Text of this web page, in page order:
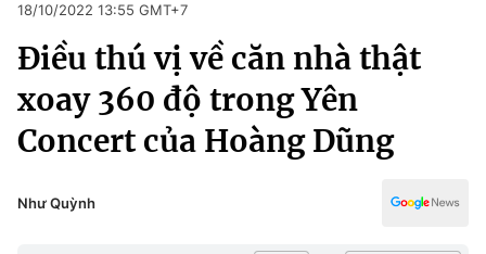
Chuyên mục
Xã hội
Pháp luật
Pháp luật
Kinh tế
Thể thao
Truyền hình
Văn hóa - Giải trí
Công nghệ
18/10/2022 13:55 GMT+7
Điều thú vị về căn nhà thật
xoay 360 độ trong Yên
Concert của Hoàng Dũng
Như Quỳnh